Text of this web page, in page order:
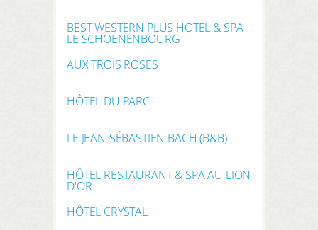
BEST WESTERN PLUS HOTEL & SPA
LE SCHOENENBOURG
AUX TROIS ROSES
HÔTEL DU PARC
LE JEAN-SÉBASTIEN BACH (B&B)
HÔTEL RESTAURANT & SPA AU LION
D'OR
HÔTEL CRYSTAL